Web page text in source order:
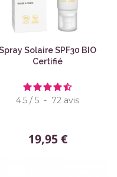
Solaire SPF30 BIO
Certifié
4.5 / 5 - 72 avis
19,95 €